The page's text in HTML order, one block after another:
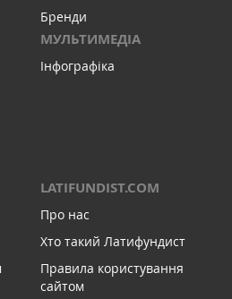
Бренди
МУЛЬТИМЕДІА
Інфографіка
LATIFUNDIST.COM
Про нас
Хто такий Латифундист
Правила користування
сайтом